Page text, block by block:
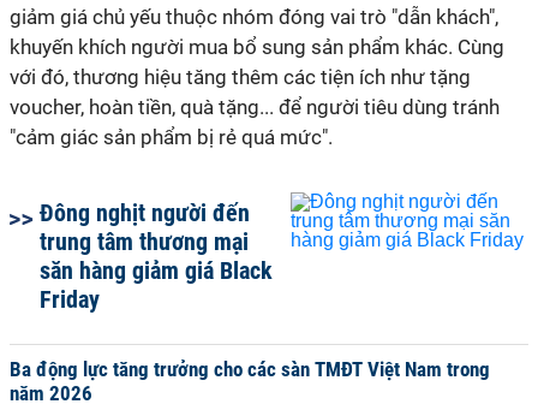
giảm giá chủ yếu thuộc nhóm đóng vai trò "dẫn khách",
khuyến khích người mua bổ sung sản phẩm khác. Cùng
với đó, thương hiệu tăng thêm các tiện ích như tặng
voucher, hoàn tiền, quà tặng... để người tiêu dùng tránh
"cảm giác sản phẩm bị rẻ quá mức".
Đông nghịt người đến
trung tâm thương mại
săn hàng giảm giá Black
Friday
Ba động lực tăng trưởng cho các sàn TMĐT Việt Nam trong
năm 2026